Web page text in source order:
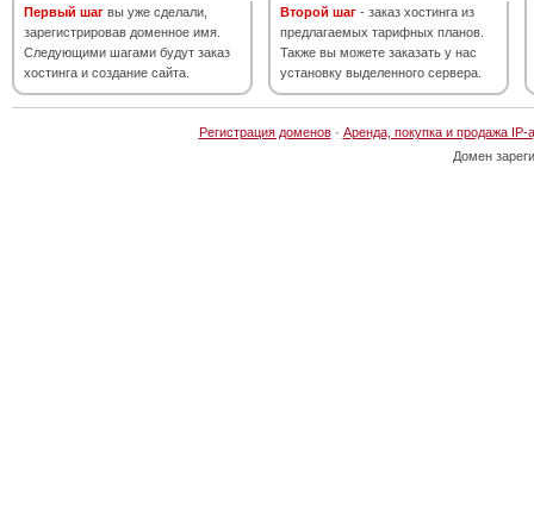
Первый шаг вы уже сделали,
зарегистрировав доменное имя.
Следующими шагами будут заказ
хостинга и создание сайта.
Второй шаг - заказ хостинга из
предлагаемых тарифных планов.
Также вы можете заказать у нас
установку выделенного сервера.
Регистрация доменов· Аренда, покупка и продажа IP-
Домен